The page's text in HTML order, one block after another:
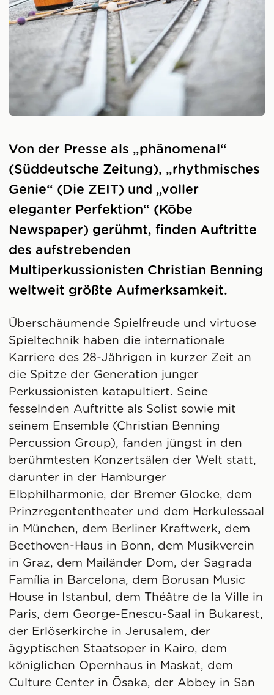
Von der Presse als „phänomenal“
(Süddeutsche Zeitung), „rhythmisches
Genie“ (Die ZEIT) und „voller
eleganter Perfektion“ (Kōbe
Newspaper) gerühmt, finden Auftritte
des aufstrebenden
Multiperkussionisten Christian Benning
weltweit größte Aufmerksamkeit.
Überschäumende Spielfreude und virtuose
Spieltechnik haben die internationale
Karriere des 28-Jährigen in kurzer Zeit an
die Spitze der Generation junger
Perkussionisten katapultiert. Seine
fesselnden Auftritte als Solist sowie mit
seinem Ensemble (Christian Benning
Percussion Group), fanden jüngst in den
berühmtesten Konzertsälen der Welt statt,
darunter in der Hamburger
Elbphilharmonie, der Bremer Glocke, dem
Prinzregententheater und dem Herkulessaal
in München, dem Berliner Kraftwerk, dem
Beethoven-Haus in Bonn, dem Musikverein
in Graz, dem Mailänder Dom, der Sagrada
Família in Barcelona, dem Borusan Music
House in Istanbul, dem Théâtre de la Ville in
Paris, dem George-Enescu-Saal in Bukarest,
der Erlöserkirche in Jerusalem, der
ägyptischen Staatsoper in Kairo, dem
königlichen Opernhaus in Maskat, dem
Culture Center in Ōsaka, der Abbey in San